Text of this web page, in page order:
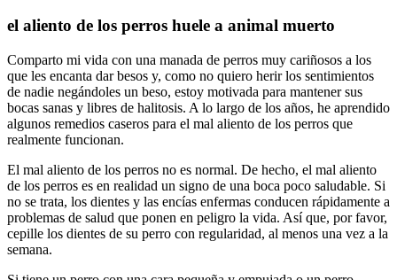
el aliento de los perros huele a animal muerto
Comparto mi vida con una manada de perros muy cariñosos a los
que les encanta dar besos y, como no quiero herir los sentimientos
de nadie negándoles un beso, estoy motivada para mantener sus
bocas sanas y libres de halitosis. A lo largo de los años, he aprendido
algunos remedios caseros para el mal aliento de los perros que
realmente funcionan.
El mal aliento de los perros no es normal. De hecho, el mal aliento
de los perros es en realidad un signo de una boca poco saludable. Si
no se trata, los dientes y las encías enfermas conducen rápidamente a
problemas de salud que ponen en peligro la vida. Así que, por favor,
cepille los dientes de su perro con regularidad, al menos una vez a la
semana.